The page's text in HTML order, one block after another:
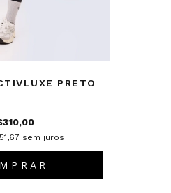
PRETO
sem juros
P R A R